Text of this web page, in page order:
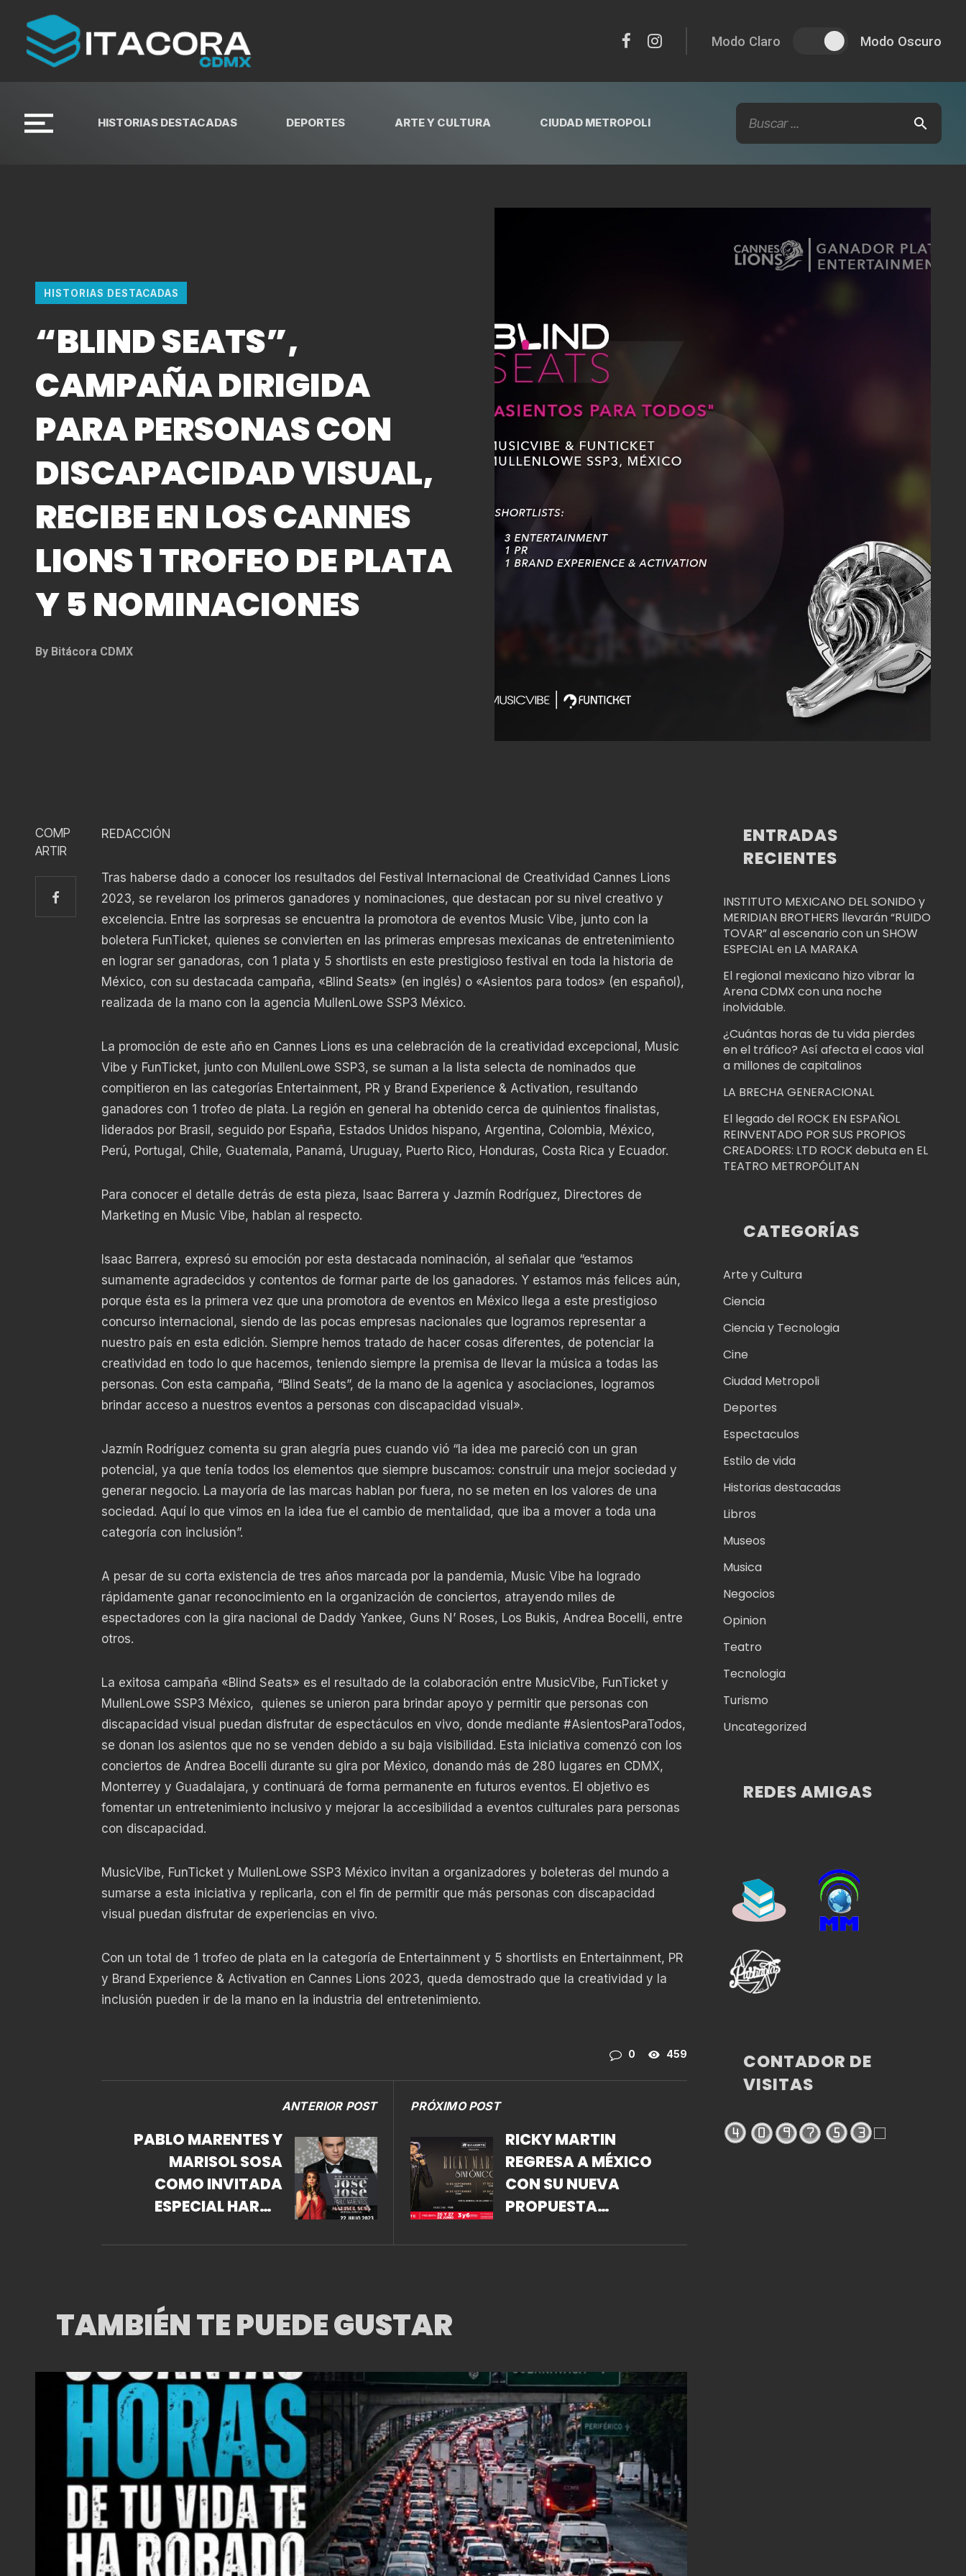
Modo Claro Modo Oscuro
HISTORIAS DESTACADAS DEPORTES ARTE Y CULTURA CIUDAD METROPOLI
HISTORIAS DESTACADAS
“BLIND SEATS”,
CAMPAÑA DIRIGIDA
PARA PERSONAS CON
DISCAPACIDAD VISUAL,
RECIBE EN LOS CANNES
LIONS 1 TROFEO DE PLATA
Y 5 NOMINACIONES
By Bitácora CDMX
COMP
ARTIR
REDACCIÓN
Tras haberse dado a conocer los resultados del Festival Internacional de Creatividad Cannes Lions
2023, se revelaron los primeros ganadores y nominaciones, que destacan por su nivel creativo y
excelencia. Entre las sorpresas se encuentra la promotora de eventos Music Vibe, junto con la
boletera FunTicket, quienes se convierten en las primeras empresas mexicanas de entretenimiento
en lograr ser ganadoras, con 1 plata y 5 shortlists en este prestigioso festival en toda la historia de
México, con su destacada campaña, «Blind Seats» (en inglés) o «Asientos para todos» (en español),
realizada de la mano con la agencia MullenLowe SSP3 México.
La promoción de este año en Cannes Lions es una celebración de la creatividad excepcional, Music
Vibe y FunTicket, junto con MullenLowe SSP3, se suman a la lista selecta de nominados que
compitieron en las categorías Entertainment, PR y Brand Experience & Activation, resultando
ganadores con 1 trofeo de plata. La región en general ha obtenido cerca de quinientos finalistas,
liderados por Brasil, seguido por España, Estados Unidos hispano, Argentina, Colombia, México,
Perú, Portugal, Chile, Guatemala, Panamá, Uruguay, Puerto Rico, Honduras, Costa Rica y Ecuador.
Para conocer el detalle detrás de esta pieza, Isaac Barrera y Jazmín Rodríguez, Directores de
Marketing en Music Vibe, hablan al respecto.
Isaac Barrera, expresó su emoción por esta destacada nominación, al señalar que “estamos
sumamente agradecidos y contentos de formar parte de los ganadores. Y estamos más felices aún,
porque ésta es la primera vez que una promotora de eventos en México llega a este prestigioso
concurso internacional, siendo de las pocas empresas nacionales que logramos representar a
nuestro país en esta edición. Siempre hemos tratado de hacer cosas diferentes, de potenciar la
creatividad en todo lo que hacemos, teniendo siempre la premisa de llevar la música a todas las
personas. Con esta campaña, “Blind Seats”, de la mano de la agenica y asociaciones, logramos
brindar acceso a nuestros eventos a personas con discapacidad visual».
Jazmín Rodríguez comenta su gran alegría pues cuando vió “la idea me pareció con un gran
potencial, ya que tenía todos los elementos que siempre buscamos: construir una mejor sociedad y
generar negocio. La mayoría de las marcas hablan por fuera, no se meten en los valores de una
sociedad. Aquí lo que vimos en la idea fue el cambio de mentalidad, que iba a mover a toda una
categoría con inclusión”.
A pesar de su corta existencia de tres años marcada por la pandemia, Music Vibe ha logrado
rápidamente ganar reconocimiento en la organización de conciertos, atrayendo miles de
espectadores con la gira nacional de Daddy Yankee, Guns N’ Roses, Los Bukis, Andrea Bocelli, entre
otros.
La exitosa campaña «Blind Seats» es el resultado de la colaboración entre MusicVibe, FunTicket y
MullenLowe SSP3 México, quienes se unieron para brindar apoyo y permitir que personas con
discapacidad visual puedan disfrutar de espectáculos en vivo, donde mediante #AsientosParaTodos,
se donan los asientos que no se venden debido a su baja visibilidad. Esta iniciativa comenzó con los
conciertos de Andrea Bocelli durante su gira por México, donando más de 280 lugares en CDMX,
Monterrey y Guadalajara, y continuará de forma permanente en futuros eventos. El objetivo es
fomentar un entretenimiento inclusivo y mejorar la accesibilidad a eventos culturales para personas
con discapacidad.
MusicVibe, FunTicket y MullenLowe SSP3 México invitan a organizadores y boleteras del mundo a
sumarse a esta iniciativa y replicarla, con el fin de permitir que más personas con discapacidad
visual puedan disfrutar de experiencias en vivo.
Con un total de 1 trofeo de plata en la categoría de Entertainment y 5 shortlists en Entertainment, PR
y Brand Experience & Activation en Cannes Lions 2023, queda demostrado que la creatividad y la
inclusión pueden ir de la mano en la industria del entretenimiento.
0 459
ANTERIOR POST
PABLO MARENTES Y
MARISOL SOSA
COMO INVITADA
ESPECIAL HARAN
JOSE EN LA MARAKA
PRÓXIMO POST
RICKY MARTIN
REGRESA A MÉXICO
CON SU NUEVA
PROPUESTA
MARTIN SINFÓNICO”
TAMBIÉN TE PUEDE GUSTAR
ENTRADAS
RECIENTES
INSTITUTO MEXICANO DEL SONIDO y
MERIDIAN BROTHERS llevarán “RUIDO
TOVAR” al escenario con un SHOW
ESPECIAL en LA MARAKA
El regional mexicano hizo vibrar la
Arena CDMX con una noche
inolvidable.
¿Cuántas horas de tu vida pierdes
en el tráfico? Así afecta el caos vial
a millones de capitalinos
LA BRECHA GENERACIONAL
El legado del ROCK EN ESPAÑOL
REINVENTADO POR SUS PROPIOS
CREADORES: LTD ROCK debuta en EL
TEATRO METROPÓLITAN
CATEGORÍAS
Arte y Cultura
Ciencia
Ciencia y Tecnologia
Cine
Ciudad Metropoli
Deportes
Espectaculos
Estilo de vida
Historias destacadas
Libros
Museos
Musica
Negocios
Opinion
Teatro
Tecnologia
Turismo
Uncategorized
REDES AMIGAS
CONTADOR DE
VISITAS